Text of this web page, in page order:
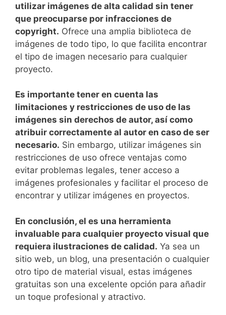
utilizar imágenes de alta calidad​ sin tener⁢
que ⁣preocuparse por infracciones de
‍copyright. Ofrece una‌ amplia⁤ biblioteca de
imágenes de todo tipo, lo ‍que facilita encontrar
el tipo de imagen necesario para⁣ cualquier
proyecto.
Es importante tener en cuenta las
limitaciones y restricciones de uso de⁤ las
⁣imágenes sin derechos de autor, así como
atribuir correctamente al autor en caso⁢ de ser
‌necesario. Sin ​embargo, utilizar imágenes sin
restricciones ⁤de uso ofrece ⁢ventajas como
evitar problemas⁢ legales, tener acceso a⁤
imágenes profesionales ​y‌ facilitar ⁢el proceso ⁣de
encontrar y utilizar imágenes ⁣en proyectos.
En conclusión,⁤ el es una herramienta
invaluable para cualquier proyecto visual​ que
requiera ilustraciones de calidad. ⁣Ya sea un‌
sitio web, un blog, una presentación o cualquier
otro ‌tipo de material visual, estas imágenes
gratuitas son una excelente opción⁢ para añadir
un toque profesional y atractivo.